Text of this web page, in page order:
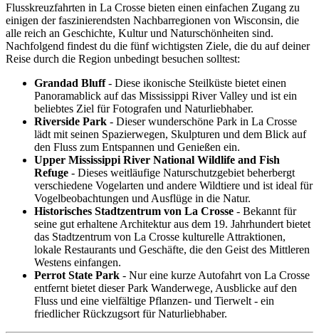
Flusskreuzfahrten in La Crosse bieten einen einfachen Zugang zu
einigen der faszinierendsten Nachbarregionen von Wisconsin, die
alle reich an Geschichte, Kultur und Naturschönheiten sind.
Nachfolgend findest du die fünf wichtigsten Ziele, die du auf deiner
Reise durch die Region unbedingt besuchen solltest:
Grandad Bluff- Diese ikonische Steilküste bietet einen
Panoramablick auf das Mississippi River Valley und ist ein
beliebtes Ziel für Fotografen und Naturliebhaber.
Riverside Park - Dieser wunderschöne Park in La Crosse
lädt mit seinen Spazierwegen, Skulpturen und dem Blick auf
den Fluss zum Entspannen und Genießen ein.
Upper Mississippi River National Wildlife and Fish
Refuge - Dieses weitläufige Naturschutzgebiet beherbergt
verschiedene Vogelarten und andere Wildtiere und ist ideal für
Vogelbeobachtungen und Ausflüge in die Natur.
Historisches Stadtzentrum von La Crosse - Bekannt für
seine gut erhaltene Architektur aus dem 19. Jahrhundert bietet
das Stadtzentrum von La Crosse kulturelle Attraktionen,
lokale Restaurants und Geschäfte, die den Geist des Mittleren
Westens einfangen.
Perrot State Park - Nur eine kurze Autofahrt von La Crosse
entfernt bietet dieser Park Wanderwege, Ausblicke auf den
Fluss und eine vielfältige Pflanzen- und Tierwelt - ein
friedlicher Rückzugsort für Naturliebhaber.